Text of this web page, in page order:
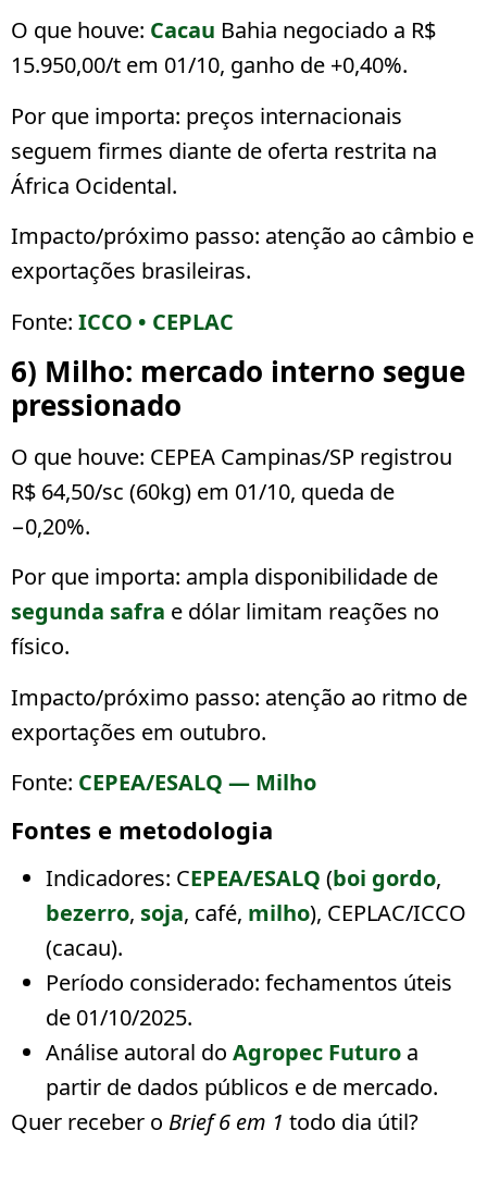
O que houve: Cacau Bahia negociado a R$
15.950,00/t em 01/10, ganho de +0,40%.
Por que importa: preços internacionais
seguem firmes diante de oferta restrita na
África Ocidental.
Impacto/próximo passo: atenção ao câmbio e
exportações brasileiras.
Fonte: ICCO • CEPLAC
6) Milho: mercado interno segue
pressionado
O que houve: CEPEA Campinas/SP registrou
R$ 64,50/sc (60kg) em 01/10, queda de
−0,20%.
Por que importa: ampla disponibilidade de
segunda safra e dólar limitam reações no
físico.
Impacto/próximo passo: atenção ao ritmo de
exportações em outubro.
Fonte: CEPEA/ESALQ — Milho
Fontes e metodologia
Indicadores: CEPEA/ESALQ (boi gordo,
bezerro, soja, café, milho), CEPLAC/ICCO
(cacau).
Período considerado: fechamentos úteis
de 01/10/2025.
Análise autoral do Agropec Futuro a
partir de dados públicos e de mercado.
Quer receber o Brief 6 em 1 todo dia útil?